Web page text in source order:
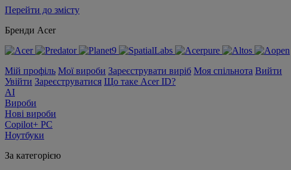
Перейти до змісту
Бренди Acer
Мій профіль Мої вироби Зареєструвати виріб Моя спільнота Вийти
Увійти Зареєструватися Що таке Acer ID?
AI
Вироби
Нові вироби
Copilot+ PC
Ноутбуки
За категорією